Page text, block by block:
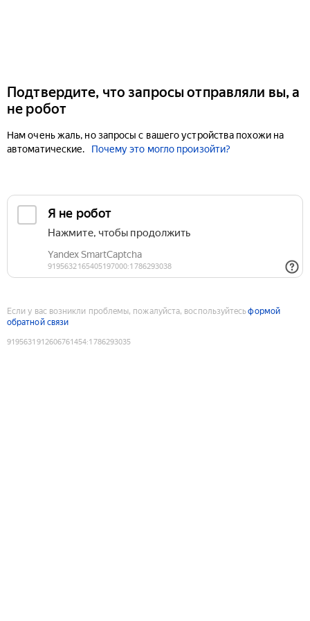
Подтвердите, что запросы отправляли вы, а
не робот
Нам очень жаль, но запросы с вашего устройства похожи на
автоматические.
Почему это могло произойти?
Если у вас возникли проблемы, пожалуйста, воспользуйтесьформой
обратной связи
9195631912606761454:1786293035